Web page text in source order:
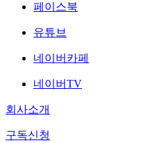
페이스북
유튜브
네이버카페
네이버TV
회사소개
구독신청